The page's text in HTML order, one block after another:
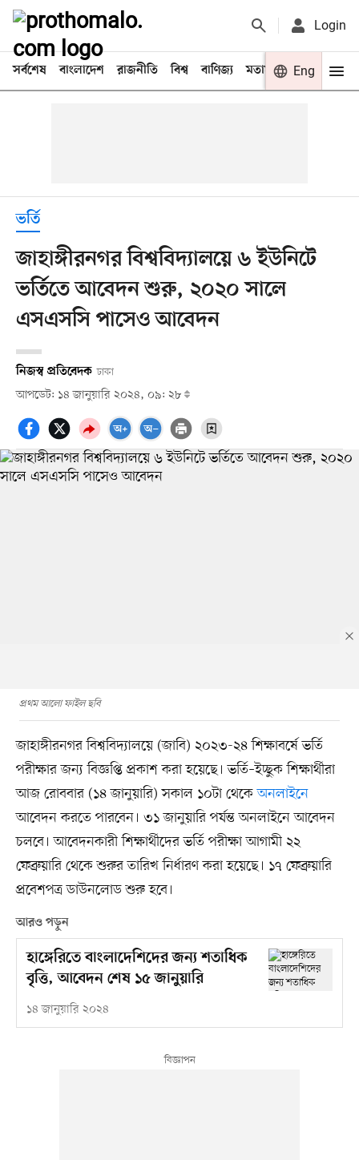
Login
সর্বশেষ বাংলাদেশ রাজনীতি বিশ্ব বাণিজ্য মতামত খেলা
Eng
ভর্তি
জাহাঙ্গীরনগর বিশ্ববিদ্যালয়ে ৬ ইউনিটে
ভর্তিতে আবেদন শুরু, ২০২০ সালে
এসএসসি পাসেও আবেদন
নিজস্ব প্রতিবেদক ঢাকা
আপডেট: ১৪ জানুয়ারি ২০২৪, ০৯: ২৮
প্রথম আলো ফাইল ছবি
জাহাঙ্গীরনগর বিশ্ববিদ্যালয়ে (জাবি) ২০২৩-২৪ শিক্ষাবর্ষে ভর্তি
পরীক্ষার জন্য বিজ্ঞপ্তি প্রকাশ করা হয়েছে। ভর্তি–ইচ্ছুক শিক্ষার্থীরা
আজ রোববার (১৪ জানুয়ারি) সকাল ১০টা থেকেঅনলাইনে
আবেদন করতে পারবেন। ৩১ জানুয়ারি পর্যন্ত অনলাইনে আবেদন
চলবে। আবেদনকারী শিক্ষার্থীদের ভর্তি পরীক্ষা আগামী ২২
ফেব্রুয়ারি থেকে শুরুর তারিখ নির্ধারণ করা হয়েছে। ১৭ ফেব্রুয়ারি
প্রবেশপত্র ডাউনলোড শুরু হবে।
আরও পড়ুন
হাঙ্গেরিতে বাংলাদেশিদের জন্য শতাধিক
বৃত্তি, আবেদন শেষ ১৫ জানুয়ারি
১৪ জানুয়ারি ২০২৪